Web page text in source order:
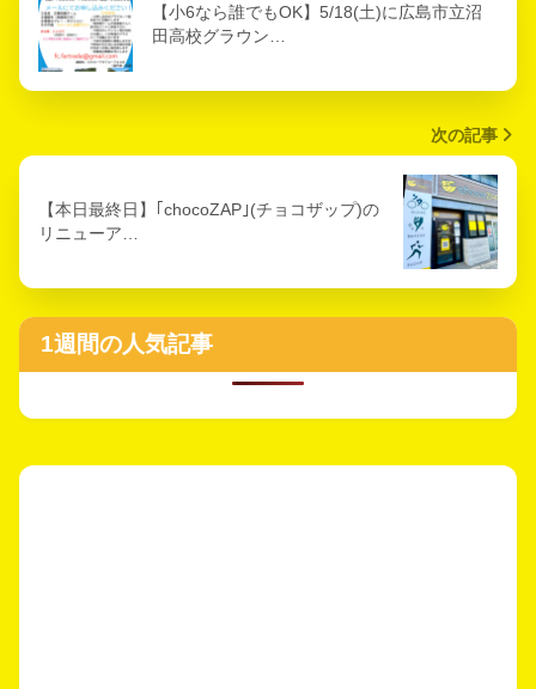
【小6なら誰でもOK】5/18(土)に広島市立沼
田高校グラウン…
次の記事
【本日最終日】｢chocoZAP｣(チョコザップ)の
リニューア…
1週間の人気記事